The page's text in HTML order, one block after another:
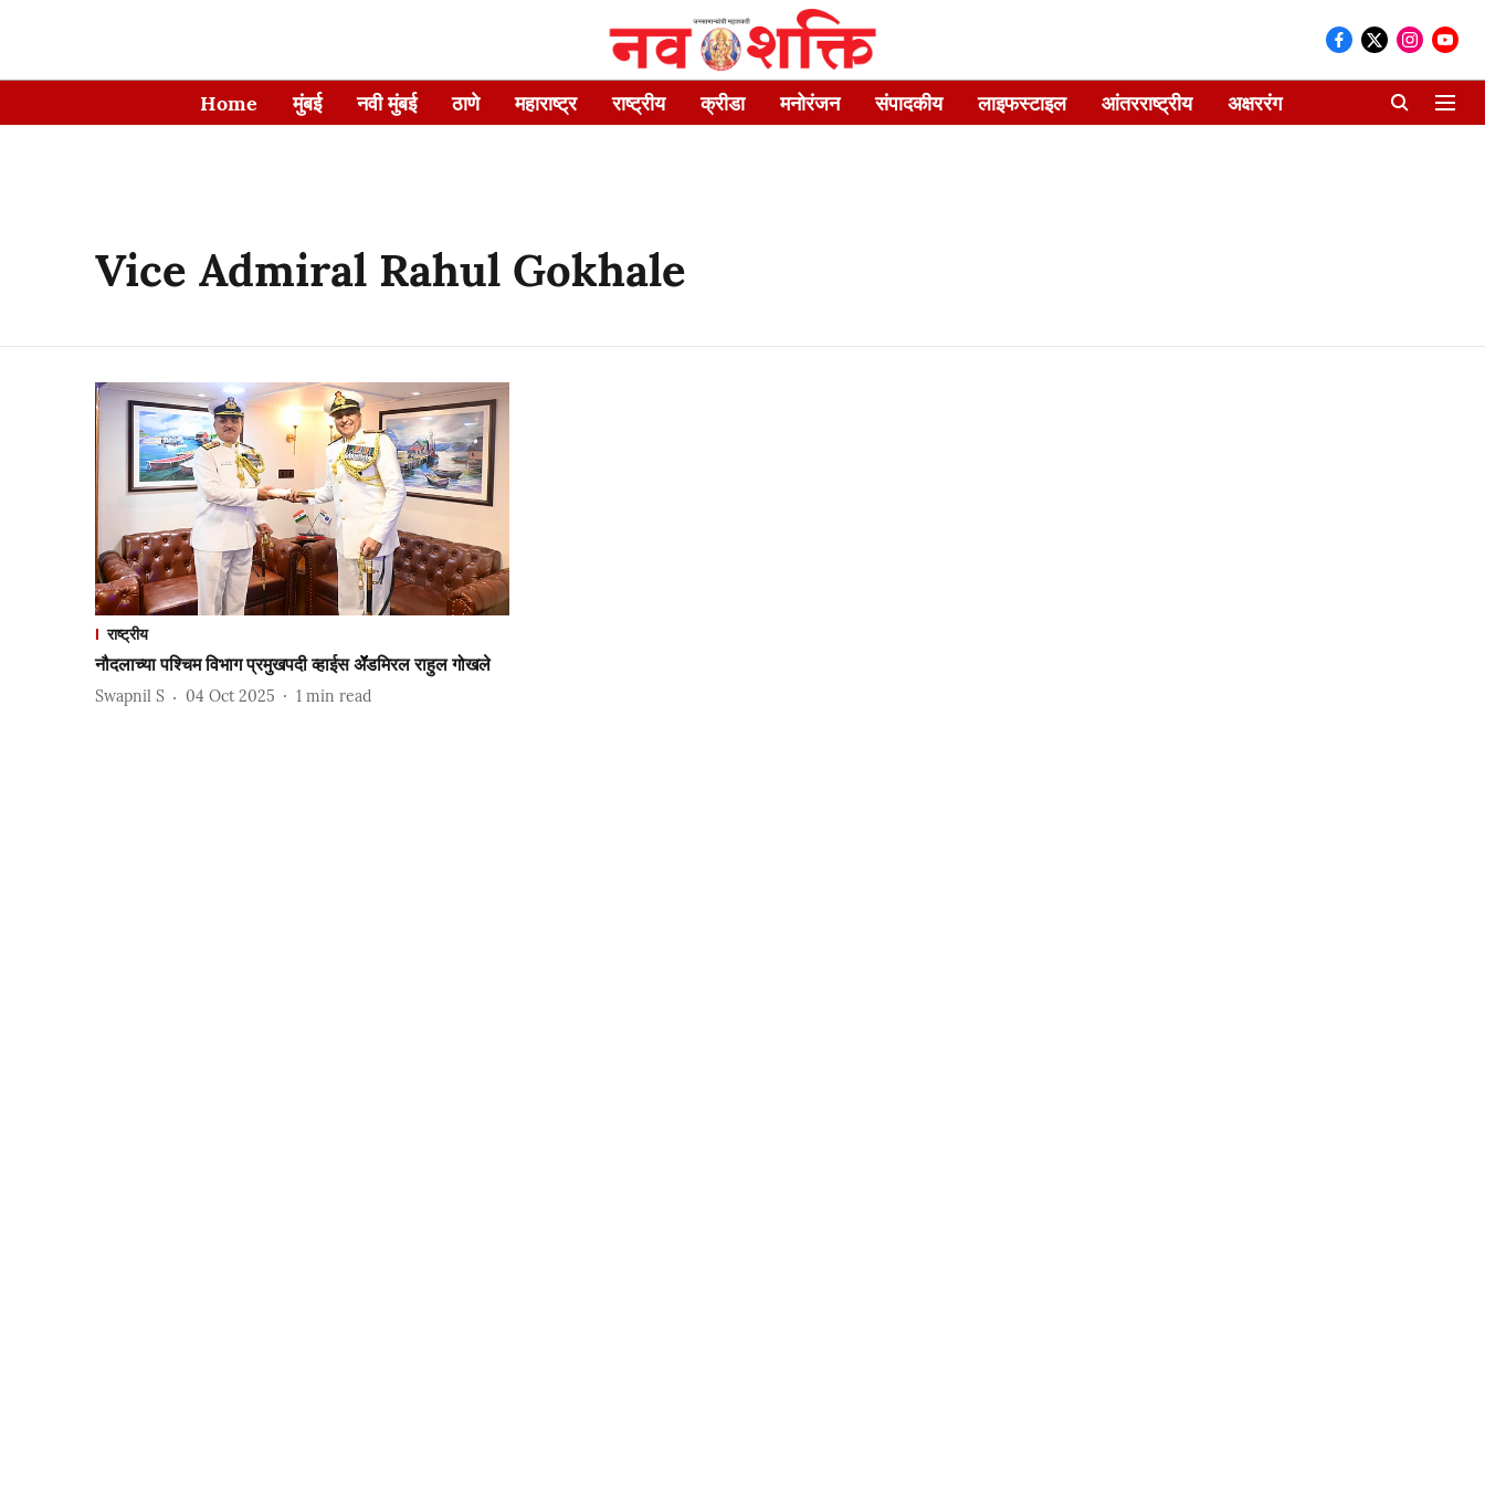
Home मुंबई नवी मुंबई ठाणे महाराष्ट्र राष्ट्रीय क्रीडा मनोरंजन संपादकीय लाइफस्टाइल आंतरराष्ट्रीय अक्षररंग
Vice Admiral Rahul Gokhale
राष्ट्रीय
नौदलाच्या पश्चिम विभाग प्रमुखपदी व्हाईस ॲॅडमिरल राहुल गोखले
Swapnil S 04 Oct 2025 1 min read